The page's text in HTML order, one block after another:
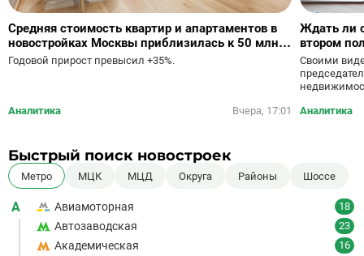
Средняя стоимость квартир и апартаментов в
новостройках Москвы приблизилась к 50 млн
руб.
Годовой прирост превысил +35%.
Аналитика Вчера, 17:01
Ждать ли
втором
Своими
Аналитика
Быстрый поиск новостроек
Метро МЦК МЦД Округа Районы Шоссе
А Авиамоторная 18
Автозаводская 23
Академическая 16